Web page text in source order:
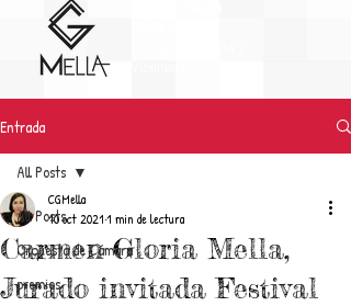
Entrada
All Posts
Orquesta de Cámara
premios
All Posts
Carmen Gloria Mella,
Jurado invitada Festival
CGMella
10 oct 20211 min de lectura